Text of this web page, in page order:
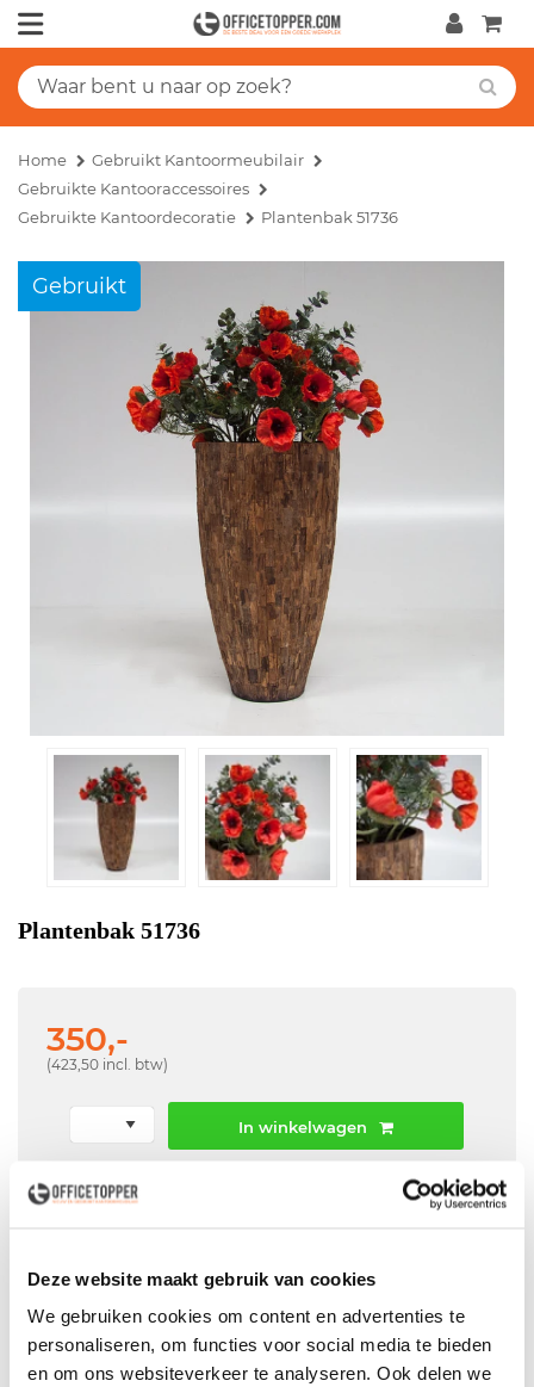
Deze website maakt gebruik van cookies
We gebruiken cookies om content en advertenties te
personaliseren, om functies voor social media te bieden
en om ons websiteverkeer te analyseren. Ook delen we
Home
Gebruikt Kantoormeubilair
Gebruikte Kantooraccessoires
Gebruikte Kantoordecoratie
Plantenbak 51736
Gebruikt
Plantenbak 51736
350,-
(423,50 incl. btw)
In winkelwagen
Offerte aanvraag mogelijk in winkelwagen
Leveringin België